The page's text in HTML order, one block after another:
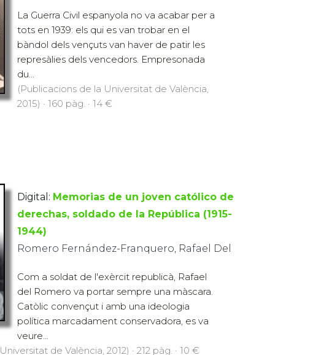
La Guerra Civil espanyola no va acabar per a
tots en 1939: els qui es van trobar en el
bàndol dels vençuts van haver de patir les
represàlies dels vencedors. Empresonada
du...
(Publicacions de la Universitat de València,
2015) · 160 pàg. · 14 €
Digital: Memorias de un joven católico de
derechas, soldado de la República (1915-
1944)
Romero Fernández-Franquero, Rafael Del
Com a soldat de l'exèrcit republicà, Rafael
del Romero va portar sempre una màscara.
Catòlic convençut i amb una ideologia
política marcadament conservadora, es va
veure...
de València, 2012) · 212 pàg. · 10 €